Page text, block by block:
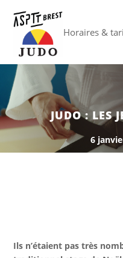
Horaires &
JUDO : LES
6
Ils n’étaient pas très